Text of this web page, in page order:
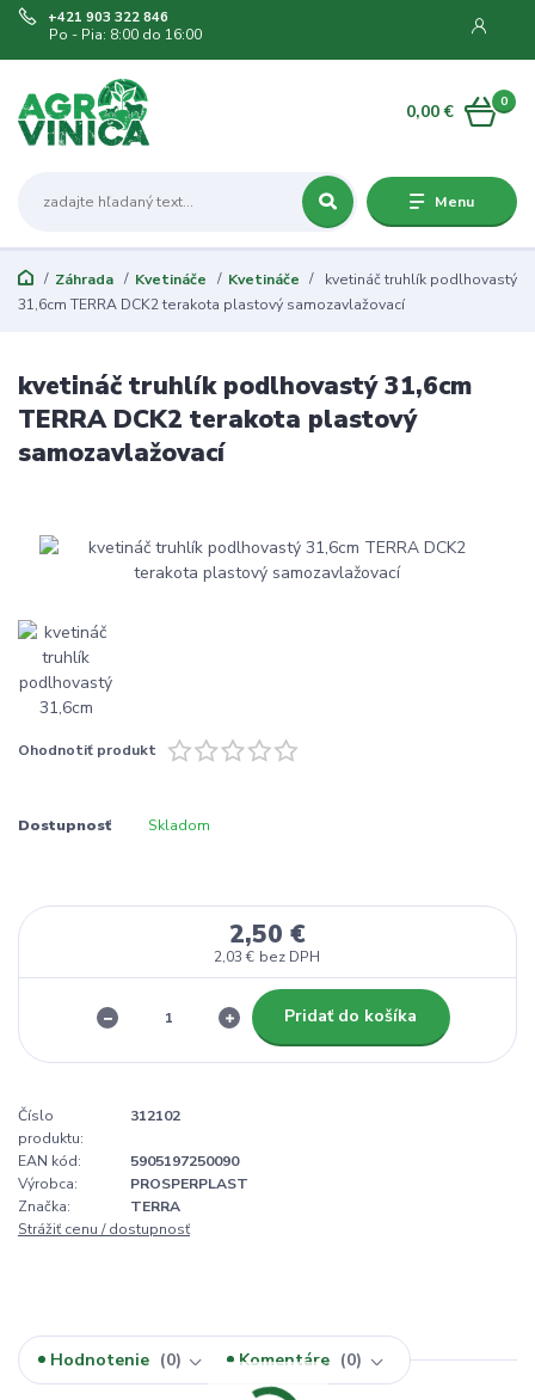
Menu
+421 903 322 846
Po - Pia: 8:00 do 16:00
0
0,00 €
Záhrada Kvetináče Kvetináče
kvetináč truhlík podlhovastý
31,6cm TERRA DCK2 terakota plastový samozavlažovací
kvetináč truhlík podlhovastý 31,6cm
TERRA DCK2 terakota plastový
samozavlažovací
Ohodnotiť produkt
Dostupnosť Skladom
2,50 €
2,03 € bez DPH
Pridať do košíka
Číslo
produktu:
312102
EAN kód:
5905197250090
Výrobca:
PROSPERPLAST
Značka:
TERRA
Strážiť cenu / dostupnosť
Hodnotenie 0 Komentáre 0